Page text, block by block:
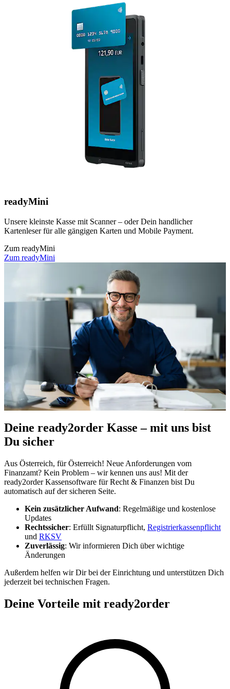
readyMini
Unsere kleinste Kasse mit Scanner – oder Dein handlicher
Kartenleser für alle gängigen Karten und Mobile Payment.
Zum readyMini
Zum readyMini
Deine ready2order Kasse – mit uns bist
Du sicher
Aus Österreich, für Österreich! Neue Anforderungen vom
Finanzamt? Kein Problem – wir kennen uns aus! Mit der
ready2order Kassensoftware für Recht & Finanzen bist Du
automatisch auf der sicheren Seite.
Kein zusätzlicher Aufwand: Regelmäßige und kostenlose
Updates
Rechtssicher: Erfüllt Signaturpflicht, Registrierkassenpflicht
und RKSV
Zuverlässig: Wir informieren Dich über wichtige
Änderungen
Außerdem helfen wir Dir bei der Einrichtung und unterstützen Dich
jederzeit bei technischen Fragen.
Deine Vorteile mit ready2order